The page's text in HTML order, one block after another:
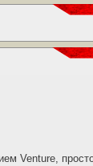
Venture,